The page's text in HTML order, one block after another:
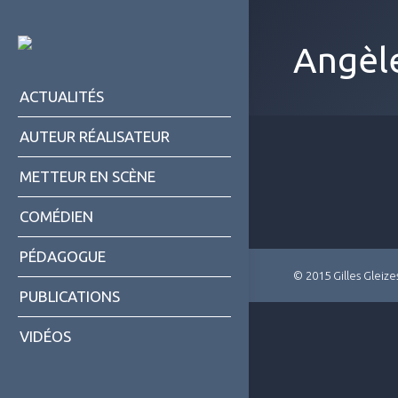
ACTUALITÉS
AUTEUR RÉALISATEUR
METTEUR EN SCÈNE
COMÉDIEN
PÉDAGOGUE
PUBLICATIONS
VIDÉOS
© 2015 Gilles